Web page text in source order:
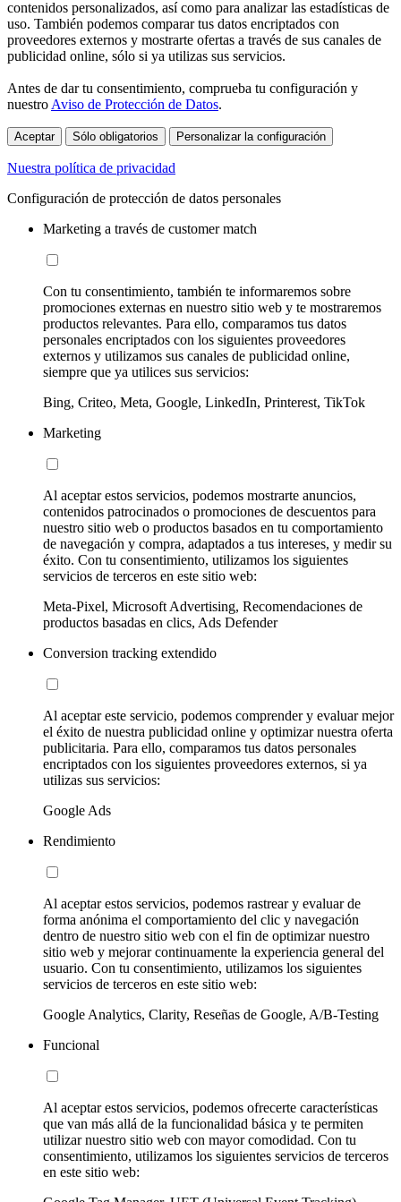
contenidos personalizados, así como para analizar las estadísticas de
uso. También podemos comparar tus datos encriptados con
proveedores externos y mostrarte ofertas a través de sus canales de
publicidad online, sólo si ya utilizas sus servicios.
Antes de dar tu consentimiento, comprueba tu configuración y
nuestro Aviso de Protección de Datos.
Aceptar Sólo obligatorios Personalizar la configuración
Nuestra política de privacidad
Configuración de protección de datos personales
Marketing a través de customer match
Con tu consentimiento, también te informaremos sobre
promociones externas en nuestro sitio web y te mostraremos
productos relevantes. Para ello, comparamos tus datos
personales encriptados con los siguientes proveedores
externos y utilizamos sus canales de publicidad online,
siempre que ya utilices sus servicios:
Bing, Criteo, Meta, Google, LinkedIn, Printerest, TikTok
Marketing
Al aceptar estos servicios, podemos mostrarte anuncios,
contenidos patrocinados o promociones de descuentos para
nuestro sitio web o productos basados en tu comportamiento
de navegación y compra, adaptados a tus intereses, y medir su
éxito. Con tu consentimiento, utilizamos los siguientes
servicios de terceros en este sitio web:
Meta-Pixel, Microsoft Advertising, Recomendaciones de
productos basadas en clics, Ads Defender
Conversion tracking extendido
Al aceptar este servicio, podemos comprender y evaluar mejor
el éxito de nuestra publicidad online y optimizar nuestra oferta
publicitaria. Para ello, comparamos tus datos personales
encriptados con los siguientes proveedores externos, si ya
utilizas sus servicios:
Google Ads
Rendimiento
Al aceptar estos servicios, podemos rastrear y evaluar de
forma anónima el comportamiento del clic y navegación
dentro de nuestro sitio web con el fin de optimizar nuestro
sitio web y mejorar continuamente la experiencia general del
usuario. Con tu consentimiento, utilizamos los siguientes
servicios de terceros en este sitio web:
Google Analytics, Clarity, Reseñas de Google, A/B-Testing
Funcional
Al aceptar estos servicios, podemos ofrecerte características
que van más allá de la funcionalidad básica y te permiten
utilizar nuestro sitio web con mayor comodidad. Con tu
consentimiento, utilizamos los siguientes servicios de terceros
en este sitio web: